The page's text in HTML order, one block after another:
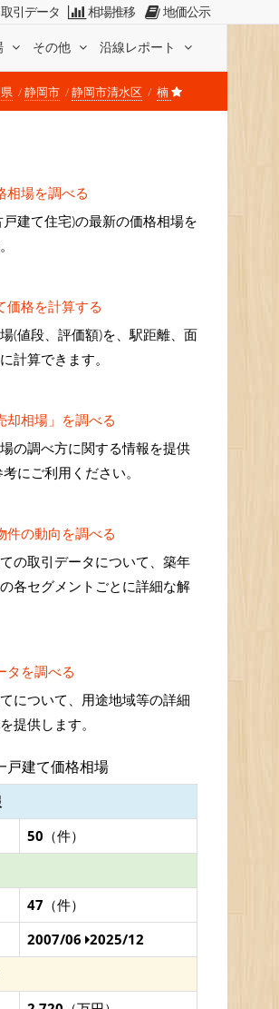
その他 沿線レポート
取引データ 相場推移 地価公示
静岡市 静岡市清水区 楠
相場を調べる
建て住宅)の最新の価格相場を
価格を計算する
(値段、評価額)を、駅距離、面
計算できます。
却相場」を調べる
の調べ方に関する情報を提供
にご利用ください。
件の動向を調べる
の取引データについて、築年
各セグメントごとに詳細な解
タを調べる
について、用途地域等の詳細
提供します。
戸建て価格相場
50 （件）
47 （件）
2007/06 2025/12